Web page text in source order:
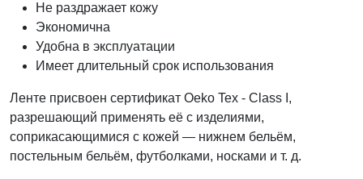
Не раздражает кожу
Экономична
Удобна в эксплуатации
Имеет длительный срок использования
Ленте присвоен сертификат Oeko Tex - Class I,
разрешающий применять её с изделиями,
соприкасающимися с кожей — нижнем бельём,
постельным бельём, футболками, носками и т. д.